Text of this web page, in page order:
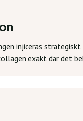
injiceras
exakt där det